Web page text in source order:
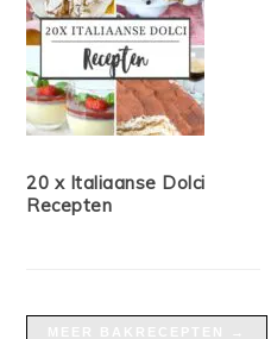
20 x Italiaanse Dolci
Recepten